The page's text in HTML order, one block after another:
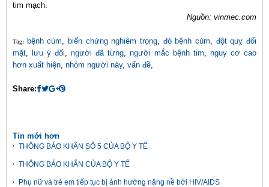
tim mạch.
Nguồn: vinmec.com
Tag: bệnh cúm, biến chứng nghiêm trọng, đó bệnh cúm, đột quỵ đối
mặt, lưu ý đối, người đã từng, người mắc bệnh tim, nguy cơ cao
hơn xuất hiện, nhóm người này, vấn đề,
Share:
Tin mới hơn
THÔNG BÁO KHẨN SỐ 5 CỦA BỘ Y TẾ
THÔNG BÁO KHẨN CỦA BỘ Y TẾ
Phụ nữ và trẻ em tiếp tục bị ảnh hưởng nặng nề bởi HIV/AIDS